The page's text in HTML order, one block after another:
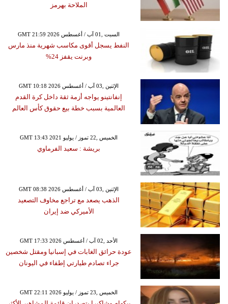
الملاحة بهرمز
GMT 21:59 2026 السبت ,01 آب / أغسطس
النفط يسجل أقوى مكاسب شهرية منذ مارس
وبرنت يقفز 24%
GMT 10:18 2026 الإثنين ,03 آب / أغسطس
إنفانتينو يواجه أزمة ثقة داخل كرة القدم
العالمية بسبب خطة بيع حقوق كأس العالم
GMT 13:43 2021 الخميس ,22 تموز / يوليو
بريشة : سعيد الفرماوي
GMT 08:38 2026 الإثنين ,03 آب / أغسطس
الذهب يصعد مع تراجع مخاوف التصعيد
الأميركي ضد إيران
GMT 17:33 2026 الأحد ,02 آب / أغسطس
عودة حرائق الغابات في إسبانيا ومقتل شخصين
جراء تصادم طيارتي إطفاء في اليونان
GMT 22:11 2026 الخميس ,23 تموز / يوليو